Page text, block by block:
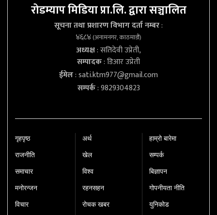
रोडम्याप मिडिया प्रा.लि. द्वारा सञ्चालित
सूचना तथा प्रशारण विभाग दर्ता नम्बर:
४६८४(अनामनगर, काठमाडौं)
अध्यक्ष: सतिदेवी उप्रेती,
सम्पादक: डिआर उप्रेती
ईमेल:sati.ktm977@gmail.com
सम्पर्क: 9829304823
गृहपृष्‍ठ
राजनीति
समाचार
मनोरन्जन
विचार
अर्थ
खेल
विश्व
रहनसहन
रोचक खबर
हाम्रो बारेमा
सम्पर्क
बिज्ञापन
गोपनीयता नीति
युनिकोड